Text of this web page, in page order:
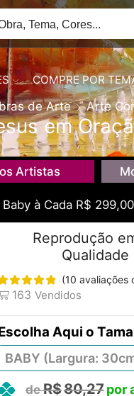
COMPRE POR
de Arte Arte
em
Artistas
à Cada R$
Reprodução
(10 avaliações
163 Vendidos
R$80,27